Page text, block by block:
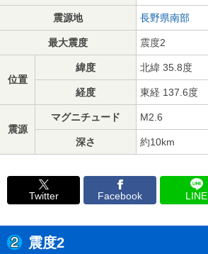
震源地 長野県南部
最大震度 震度2
位置
緯度 北緯 35.8度
経度 東経 137.6度
震源
マグニチュード M2.6
深さ 約10km
Twitter Facebook LINE
震度2